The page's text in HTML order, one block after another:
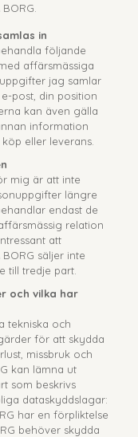
in
följande
affärsmässiga
jag samlar
post, din position
kan även gälla
information
eller leverans.
mig är att inte
längre
endast de
relation
att
säljer inte
till tredje part.
och vilka har
tekniska och
för att skydda
missbruk och
kan lämna ut
som beskrivs
dataskyddslagar:
har en förpliktelse
behöver skydda